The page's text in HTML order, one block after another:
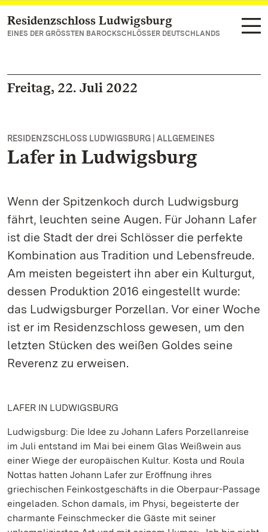
Zum Hauptinhalt springen
Residenzschloss Ludwigsburg
EINES DER GRÖSSTEN BAROCKSCHLÖSSER DEUTSCHLANDS
Freitag, 22. Juli 2022
RESIDENZSCHLOSS LUDWIGSBURG | ALLGEMEINES
Lafer in Ludwigsburg
Wenn der Spitzenkoch durch Ludwigsburg
fährt, leuchten seine Augen. Für Johann Lafer
ist die Stadt der drei Schlösser die perfekte
Kombination aus Tradition und Lebensfreude.
Am meisten begeistert ihn aber ein Kulturgut,
dessen Produktion 2016 eingestellt wurde:
das Ludwigsburger Porzellan. Vor einer Woche
ist er im Residenzschloss gewesen, um den
letzten Stücken des weißen Goldes seine
Reverenz zu erweisen.
LAFER IN LUDWIGSBURG
Ludwigsburg: Die Idee zu Johann Lafers Porzellanreise
im Juli entstand im Mai bei einem Glas Weißwein aus
einer Wiege der europäischen Kultur. Kosta und Roula
Nottas hatten Johann Lafer zur Eröffnung ihres
griechischen Feinkostgeschäfts in die Oberpaur-Passage
eingeladen. Schon damals, im Physi, begeisterte der
charmante Feinschmecker die Gäste mit seiner